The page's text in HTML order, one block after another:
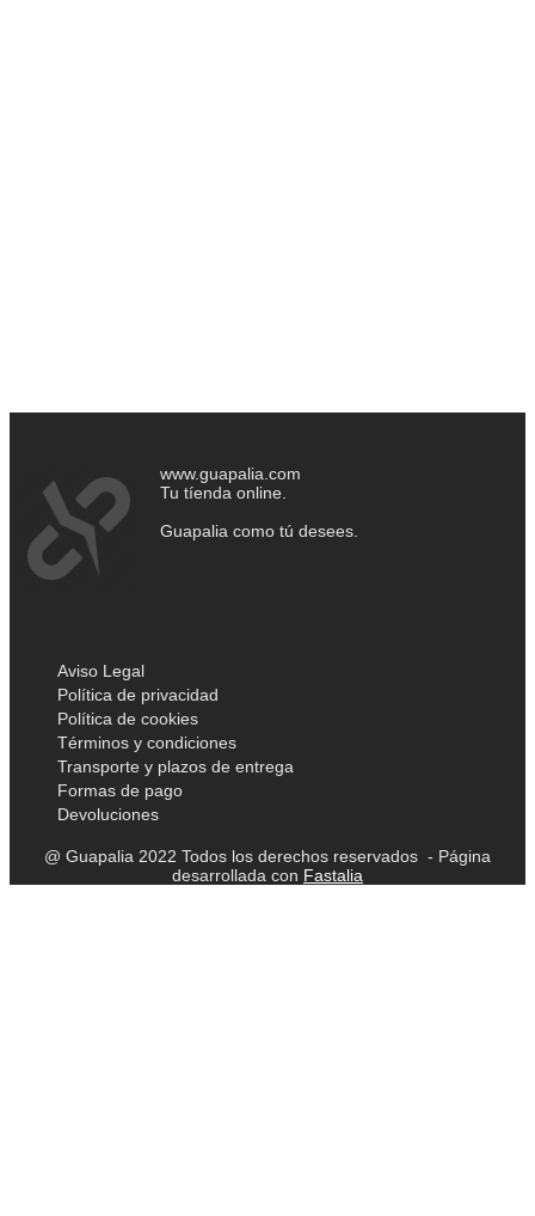
www.guapalia.com
Tu tíenda online.
Guapalia como tú desees.
Aviso Legal
Política de privacidad
Política de cookies
Términos y condiciones
Transporte y plazos de entrega
Formas de pago
Devoluciones
@ Guapalia 2022 Todos los derechos reservados - Página
desarrollada con Fastalia